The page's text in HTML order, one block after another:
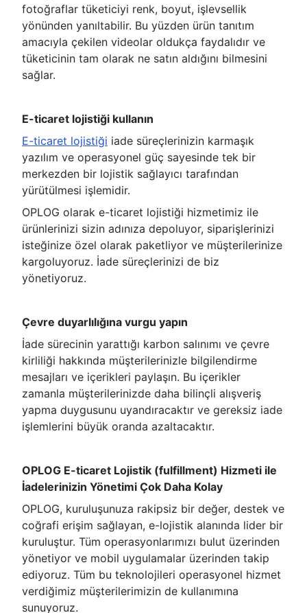
fotoğraflar tüketiciyi renk, boyut, işlevsellik
yönünden yanıltabilir. Bu yüzden ürün tanıtım
amacıyla çekilen videolar oldukça faydalıdır ve
tüketicinin tam olarak ne satın aldığını bilmesini
sağlar.
E-ticaret lojistiği kullanın
E-ticaret lojistiği iade süreçlerinizin karmaşık
yazılım ve operasyonel güç sayesinde tek bir
merkezden bir lojistik sağlayıcı tarafından
yürütülmesi işlemidir.
OPLOG olarak e-ticaret lojistiği hizmetimiz ile
ürünlerinizi sizin adınıza depoluyor, siparişlerinizi
isteğinize özel olarak paketliyor ve müşterilerinize
kargoluyoruz. İade süreçlerinizi de biz
yönetiyoruz.
Çevre duyarlılığına vurgu yapın
İade sürecinin yarattığı karbon salınımı ve çevre
kirliliği hakkında müşterilerinizle bilgilendirme
mesajları ve içerikleri paylaşın. Bu içerikler
zamanla müşterilerinizde daha bilinçli alışveriş
yapma duygusunu uyandıracaktır ve gereksiz iade
işlemlerini büyük oranda azaltacaktır.
OPLOG E-ticaret Lojistik (fulfillment) Hizmeti ile
İadelerinizin Yönetimi Çok Daha Kolay
OPLOG, kuruluşunuza rakipsiz bir değer, destek ve
coğrafi erişim sağlayan, e-lojistik alanında lider bir
kuruluştur. Tüm operasyonlarımızı bulut üzerinden
yönetiyor ve mobil uygulamalar üzerinden takip
ediyoruz. Tüm bu teknolojileri operasyonel hizmet
verdiğimiz müşterilerimizin de kullanımına
sunuyoruz.